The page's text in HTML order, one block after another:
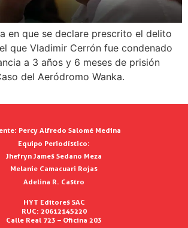
en que se declare prescrito el delito
que Vladimir Cerrón fue condenado
a 3 años y 6 meses de prisión
del Aeródromo Wanka.
Percy Alfredo Salomé Medina
Equipo Periodístico:
Jhefryn James Sedano Meza
Melanie Camacuari Rojas
Adelina R. Castro
HYT Editores SAC
RUC: 20612145220
Calle Real 723 – Oficina 203